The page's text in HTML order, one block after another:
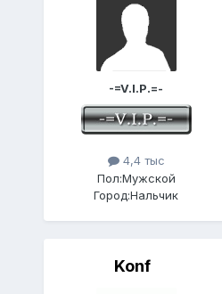
-=V.I.P.=-
4,4 тыс
Пол:Мужской
Город:Нальчик
Konf